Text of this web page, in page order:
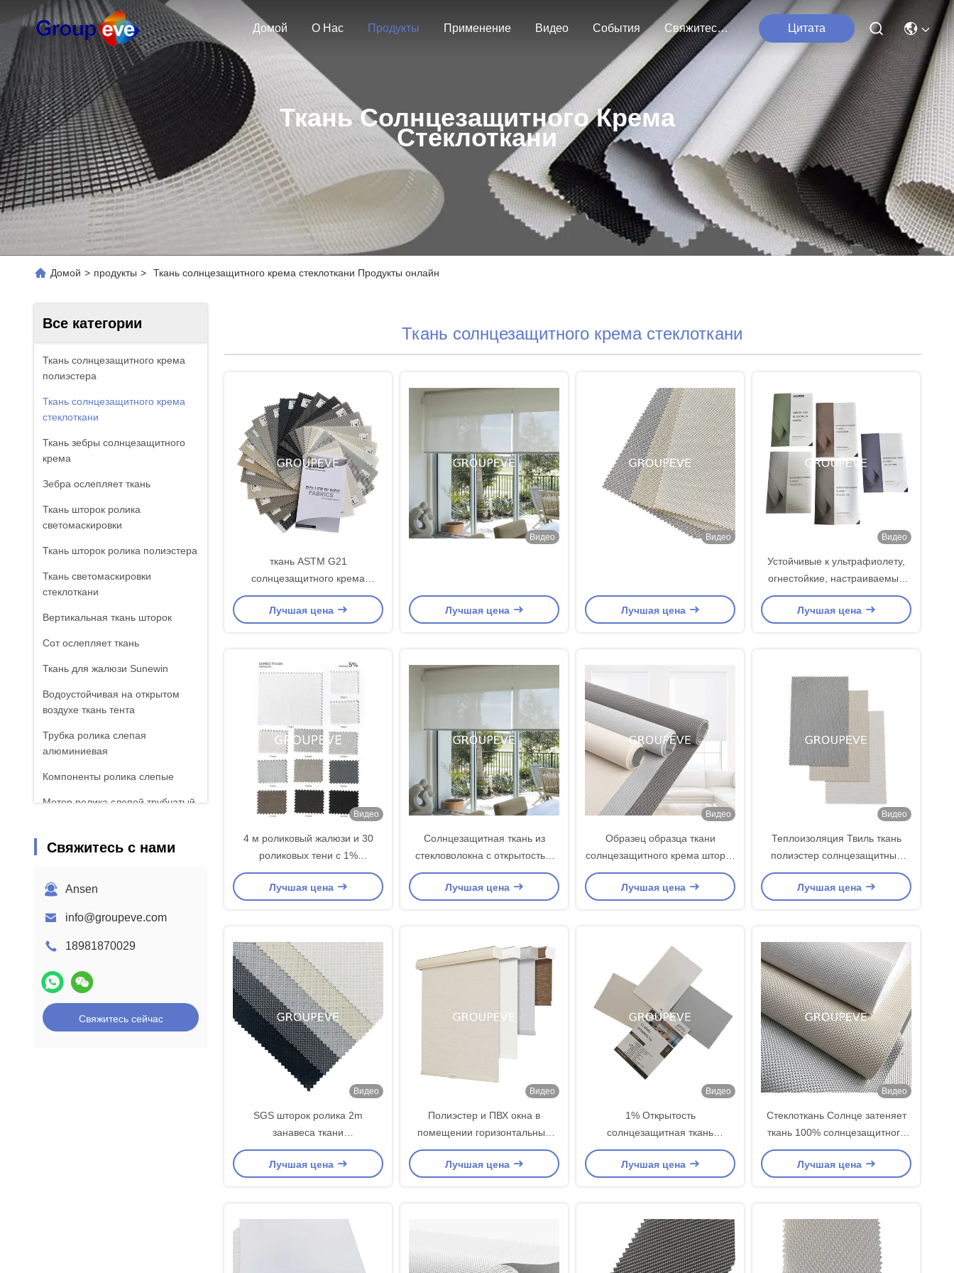
Домой О Нас Продукты Применение Видео События Свяжитесь С Нами Цитата
Ткань Солнцезащитного Крема
Стеклоткани
Домой > продукты > Ткань солнцезащитного крема стеклоткани Продукты онлайн
Все категории
Ткань солнцезащитного крема
полиэстера
Ткань солнцезащитного крема
стеклоткани
Ткань зебры солнцезащитного
крема
Зебра ослепляет ткань
Ткань шторок ролика
светомаскировки
Ткань шторок ролика полиэстера
Ткань светомаскировки
стеклоткани
Вертикальная ткань шторок
Сот ослепляет ткань
Ткань для жалюзи Sunewin
Водоустойчивая на открытом
воздухе ткань тента
Трубка ролика слепая
алюминиевая
Компоненты ролика слепые
Мотор ролика слепой трубчатый
Свяжитесь с нами
Ansen
info@groupeve.com
18981870029
Свяжитесь сейчас
Ткань солнцезащитного крема стеклоткани
ткань ASTM G21
солнцезащитного крема
стеклоткани 0.75mm
Лучшая цена
Видео
Лучшая цена
Видео
Лучшая цена
Видео
Устойчивые к ультрафиолету,
огнестойкие, настраиваемые
рулонные шторы и жалюзи для
затемнения и теплоизоляции
Лучшая цена
Видео
4 м роликовый жалюзи и 30
роликовых тени с 1%
открытость для лечения серого
окна кухни
Лучшая цена
Солнцезащитная ткань из
стекловолокна с открытостью
3% плотностью 520 г/м² для
рулонных штор
Лучшая цена
Видео
Образец образца ткани
солнцезащитного крема шторок
окна для фабрики шторок
ролика
Лучшая цена
Видео
Теплоизоляция Твиль ткань
полиэстер солнцезащитный
материал цвет прочность ГРАД
8
Лучшая цена
Видео
SGS шторок ролика 2m
занавеса ткани
солнцезащитного крема
полиэстера 410gsm 2.5m 3m
Лучшая цена
Видео
Полиэстер и ПВХ окна в
помещении горизонтальный
Джакард Полиэстер ролик
солнцезащитные ткани
Лучшая цена
Видео
1% Открытость
солнцезащитная ткань
Внешний и внутренний окно
окна жалюзи солнцезащитная
Лучшая цена
Видео
Стеклоткань Солнце затеняет
ткань 100% солнцезащитного
крема блока Солнца окна ткани
солнечную
Лучшая цена